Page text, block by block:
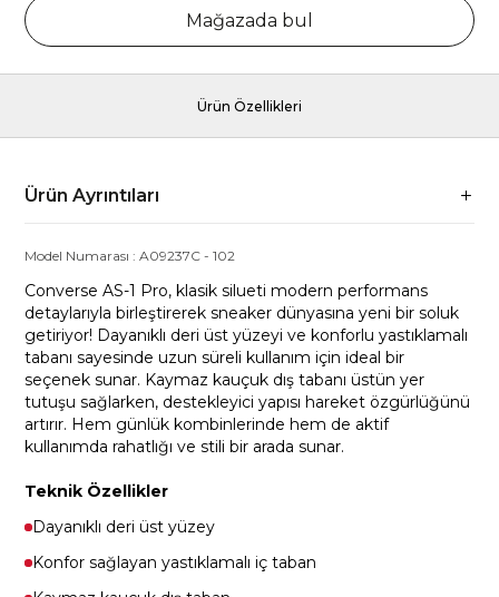
Mağazada bul
Ürün Özellikleri
Ürün Ayrıntıları
Model Numarası :A09237C -102
Converse AS-1 Pro, klasik silueti modern performans
detaylarıyla birleştirerek sneaker dünyasına yeni bir soluk
getiriyor! Dayanıklı deri üst yüzeyi ve konforlu yastıklamalı
tabanı sayesinde uzun süreli kullanım için ideal bir
seçenek sunar. Kaymaz kauçuk dış tabanı üstün yer
tutuşu sağlarken, destekleyici yapısı hareket özgürlüğünü
artırır. Hem günlük kombinlerinde hem de aktif
kullanımda rahatlığı ve stili bir arada sunar.
Teknik Özellikler
Dayanıklı deri üst yüzey
Konfor sağlayan yastıklamalı iç taban